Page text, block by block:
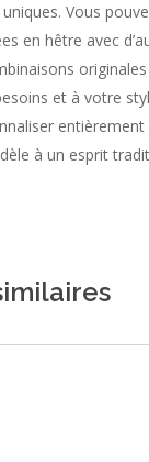
Vous
en hêtre avec
et à votre
à un esprit